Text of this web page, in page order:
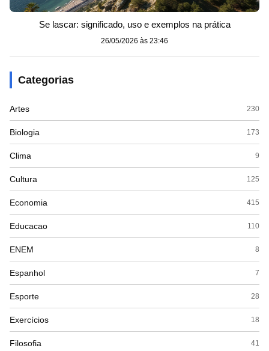
Se lascar: significado, uso e exemplos na prática
26/05/2026 às 23:46
Categorias
Artes 230
Biologia 173
Clima 9
Cultura 125
Economia 415
Educacao 110
ENEM 8
Espanhol 7
Esporte 28
Exercícios 18
Filosofia 41